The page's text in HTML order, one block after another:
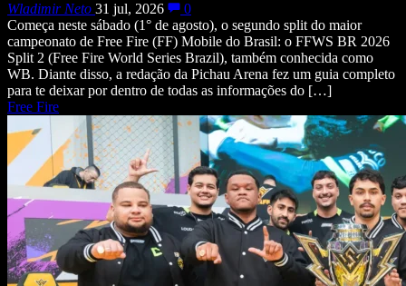
Wladimir Neto 31 jul, 2026
0
Começa neste sábado (1° de agosto), o segundo split do maior
campeonato de Free Fire (FF) Mobile do Brasil: o FFWS BR 2026
Split 2 (Free Fire World Series Brazil), também conhecida como
WB. Diante disso, a redação da Pichau Arena fez um guia completo
para te deixar por dentro de todas as informações do […]
Free Fire